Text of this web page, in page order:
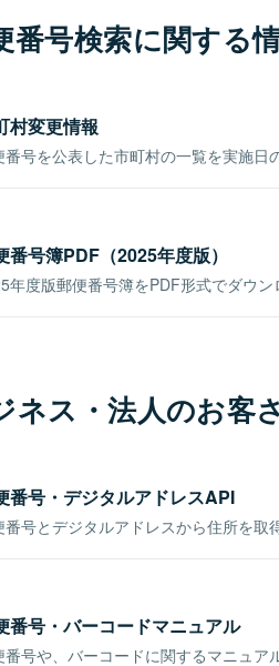
番号検索に関する
村変更情報
番号を公表した市町村の一覧を実施日
番号簿PDF（2025年度版）
年度版郵便番号簿をPDF形式でダウン
ネス・法人のお客
番号・デジタルアドレスAPI
番号とデジタルアドレスから住所を取
番号・バーコードマニュアル
番号や、バーコードに関するマニュア